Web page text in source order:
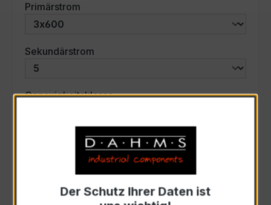
Primärstrom
Sekundärstrom
Genauigkeitsklasseauswählen
Scheinleistung (VA)auswählen
Auswahl zurücksetzen
Der Schutz Ihrer Daten ist